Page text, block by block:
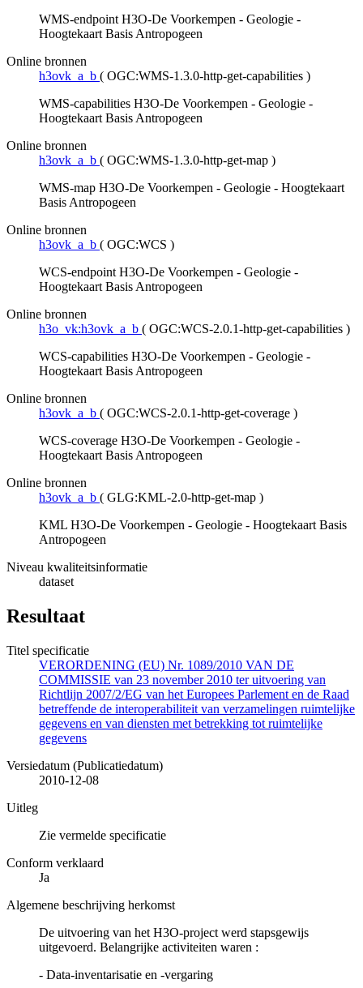
WMS-endpoint H3O-De Voorkempen - Geologie -
Hoogtekaart Basis Antropogeen
Online bronnen
h3ovk_a_b ( OGC:WMS-1.3.0-http-get-capabilities )
WMS-capabilities H3O-De Voorkempen - Geologie -
Hoogtekaart Basis Antropogeen
Online bronnen
h3ovk_a_b ( OGC:WMS-1.3.0-http-get-map )
WMS-map H3O-De Voorkempen - Geologie - Hoogtekaart
Basis Antropogeen
Online bronnen
h3ovk_a_b ( OGC:WCS )
WCS-endpoint H3O-De Voorkempen - Geologie -
Hoogtekaart Basis Antropogeen
Online bronnen
h3o_vk:h3ovk_a_b ( OGC:WCS-2.0.1-http-get-capabilities )
WCS-capabilities H3O-De Voorkempen - Geologie -
Hoogtekaart Basis Antropogeen
Online bronnen
h3ovk_a_b ( OGC:WCS-2.0.1-http-get-coverage )
WCS-coverage H3O-De Voorkempen - Geologie -
Hoogtekaart Basis Antropogeen
Online bronnen
h3ovk_a_b ( GLG:KML-2.0-http-get-map )
KML H3O-De Voorkempen - Geologie - Hoogtekaart Basis
Antropogeen
Niveau kwaliteitsinformatie
dataset
Resultaat
Titel specificatie
VERORDENING (EU) Nr. 1089/2010 VAN DE
COMMISSIE van 23 november 2010 ter uitvoering van
Richtlijn 2007/2/EG van het Europees Parlement en de Raad
betreffende de interoperabiliteit van verzamelingen ruimtelijke
gegevens en van diensten met betrekking tot ruimtelijke
gegevens
Versiedatum (Publicatiedatum)
2010-12-08
Uitleg
Zie vermelde specificatie
Conform verklaard
Ja
Algemene beschrijving herkomst
De uitvoering van het H3O-project werd stapsgewijs
uitgevoerd. Belangrijke activiteiten waren :
- Data-inventarisatie en -vergaring